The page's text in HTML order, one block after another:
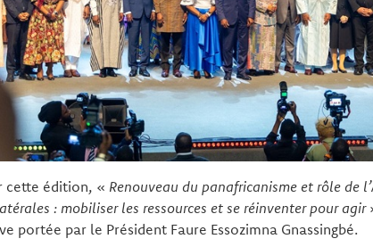
cette édition, « Renouveau du panafricanisme et rôle de
: mobiliser les ressources et se réinventer pour agir
portée par le Président Faure Essozimna Gnassingbé.